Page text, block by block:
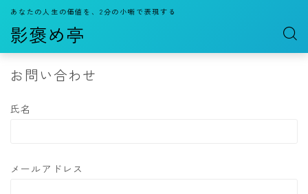
影褒め亭
あなたの人生の価値を、2分の小噺で表現する
お問い合わせ
氏名
メールアドレス